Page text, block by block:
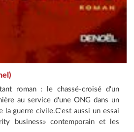
roman : le chassé-croisé d'un
au service d'une ONG dans un
la guerre civile.C'est aussi un essai
business» contemporain et les